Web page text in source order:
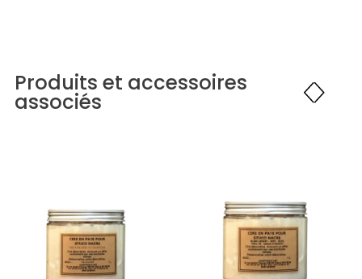
Produits et accessoires
associés